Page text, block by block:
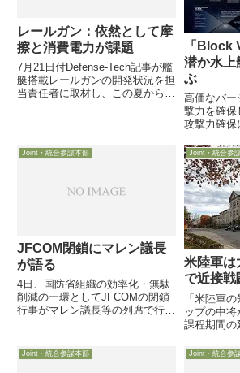
レールガン：依然として摩
擦と消費電力が課題
7月21日付Defense-Tech記事が艦
艇搭載レールガンの開発状況を担
当責任者に取材し、この夏から開
砲身内に形成して打ち出す兵器
で、炸薬を爆発させて...
「Block
潜か水上
ぶ
高価なバー
撃力を確保
攻撃力確保
米海軍がバ
「Block V
んだ機会を
艦から巡航
Joint・統合参謀本部
JFCOM閉鎖にマレン議長
が語る
4日、国防省組織の効率化・無駄
削減の一環としてJFCOMの閉鎖
行事がマレン議長等の列席で行わ
ら、これまでのJFCOMの働きが
結実した結果であると讃え、引き
Joint・統合参
米陸軍は
で近接戦
「米陸軍
ップの中
課程期間の
「米陸軍の
Joint・統合参謀本部 Joint・統合参